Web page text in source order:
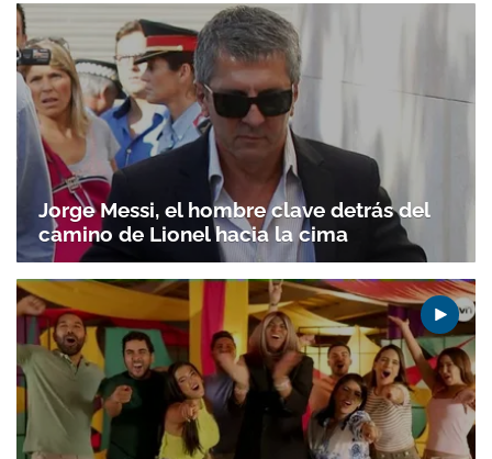
Jorge Messi, el hombre clave detrás del
camino de Lionel hacia la cima